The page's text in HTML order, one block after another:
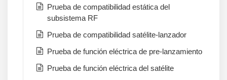
Prueba de compatibilidad estática del
subsistema RF
Prueba de compatibilidad satélite-lanzador
Prueba de función eléctrica de pre-lanzamiento
Prueba de función eléctrica del satélite